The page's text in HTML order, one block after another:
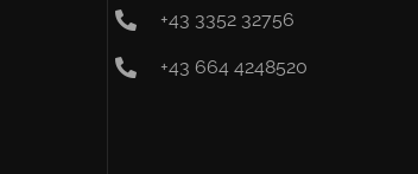
+43 3352 32756
+43 664 4248520